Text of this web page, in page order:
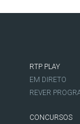
RTP PLAY
EM DIRETO
REVER
CONCURSOS